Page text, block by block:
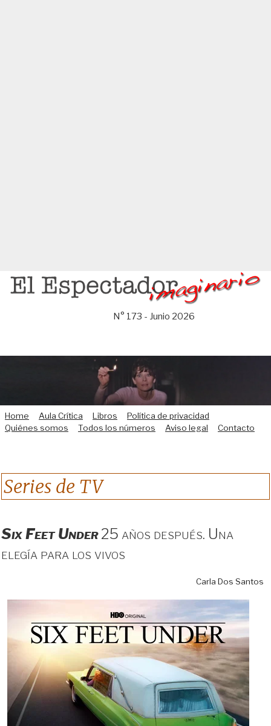
Saltar
N° 173 - Junio 2026
Home Aula Crítica Libros
Política de privacidad
Quiénes somos
Todos los números Aviso legal Contacto
Series de TV
Six Feet Under25 años después. Una
elegía para los vivos
Carla Dos Santos